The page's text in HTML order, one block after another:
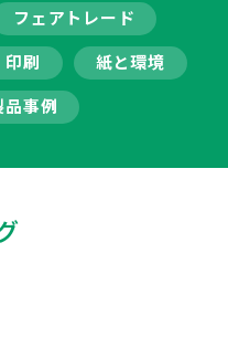
フェアトレード
刷
紙と環境
品事例